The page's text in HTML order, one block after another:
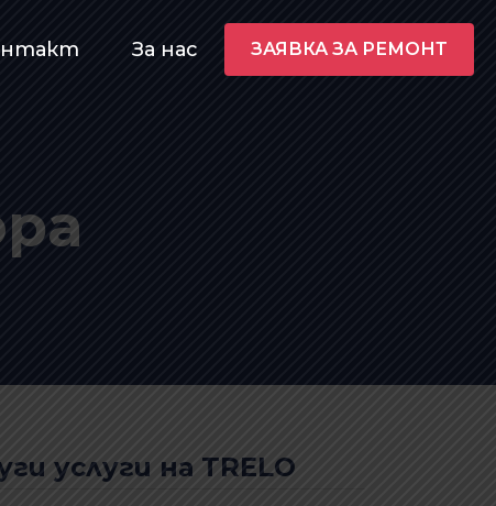
За нас ЗАЯВКА ЗА РЕМОНТ
услуги на TRELO